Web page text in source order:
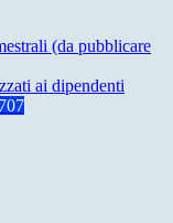
(da pubblicare
ai dipendenti
707